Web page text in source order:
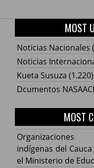
MOST
Noticias Nacionales
Noticias
Kueta Susuza (1.220)
Dcumentos
MOST
Organizaciones
indígenas del
el Ministerio de